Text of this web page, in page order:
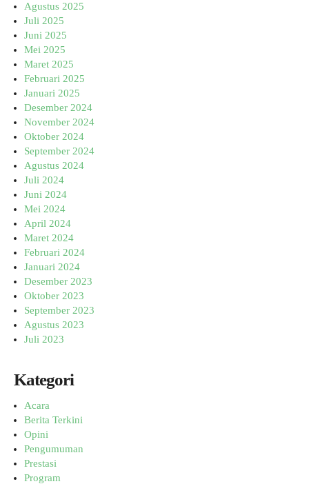
Agustus 2025
Juli 2025
Juni 2025
Mei 2025
Maret 2025
Februari 2025
Januari 2025
Desember 2024
November 2024
Oktober 2024
September 2024
Agustus 2024
Juli 2024
Juni 2024
Mei 2024
April 2024
Maret 2024
Februari 2024
Januari 2024
Desember 2023
Oktober 2023
September 2023
Agustus 2023
Juli 2023
Kategori
Acara
Berita Terkini
Opini
Pengumuman
Prestasi
Program